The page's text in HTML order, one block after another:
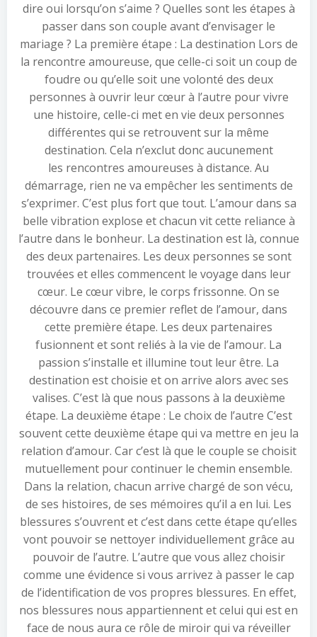
dire oui lorsqu’on s’aime ? Quelles sont les étapes à
passer dans son couple avant d’envisager le
mariage ? La première étape : La destination Lors de
la rencontre amoureuse, que celle-ci soit un coup de
foudre ou qu’elle soit une volonté des deux
personnes à ouvrir leur cœur à l’autre pour vivre
une histoire, celle-ci met en vie deux personnes
différentes qui se retrouvent sur la même
destination. Cela n’exclut donc aucunement
les rencontres amoureuses à distance. Au
démarrage, rien ne va empêcher les sentiments de
s’exprimer. C’est plus fort que tout. L’amour dans sa
belle vibration explose et chacun vit cette reliance à
l’autre dans le bonheur. La destination est là, connue
des deux partenaires. Les deux personnes se sont
trouvées et elles commencent le voyage dans leur
cœur. Le cœur vibre, le corps frissonne. On se
découvre dans ce premier reflet de l’amour, dans
cette première étape. Les deux partenaires
fusionnent et sont reliés à la vie de l’amour. La
passion s’installe et illumine tout leur être. La
destination est choisie et on arrive alors avec ses
valises. C’est là que nous passons à la deuxième
étape. La deuxième étape : Le choix de l’autre C’est
souvent cette deuxième étape qui va mettre en jeu la
relation d’amour. Car c’est là que le couple se choisit
mutuellement pour continuer le chemin ensemble.
Dans la relation, chacun arrive chargé de son vécu,
de ses histoires, de ses mémoires qu’il a en lui. Les
blessures s’ouvrent et c’est dans cette étape qu’elles
vont pouvoir se nettoyer individuellement grâce au
pouvoir de l’autre. L’autre que vous allez choisir
comme une évidence si vous arrivez à passer le cap
de l’identification de vos propres blessures. En effet,
nos blessures nous appartiennent et celui qui est en
face de nous aura ce rôle de miroir qui va réveiller